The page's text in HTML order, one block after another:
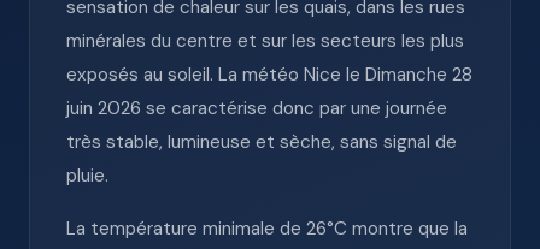
sensation de chaleur sur les quais, dans les rues
minérales du centre et sur les secteurs les plus
exposés au soleil. La météo Nice le Dimanche 28
juin 2026 se caractérise donc par une journée
très stable, lumineuse et sèche, sans signal de
pluie.
La température minimale de 26°C montre que la